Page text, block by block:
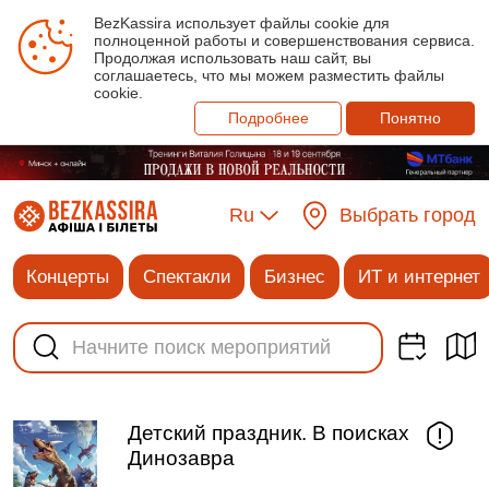
BezKassira использует файлы cookie для
полноценной работы и совершенствования сервиса.
Продолжая использовать наш сайт, вы
соглашаетесь, что мы можем разместить файлы
cookie.
Подробнее
Понятно
Ru Выбрать город
Концерты Спектакли Бизнес ИТ и интернет
Детский праздник. В поисках
Динозавра